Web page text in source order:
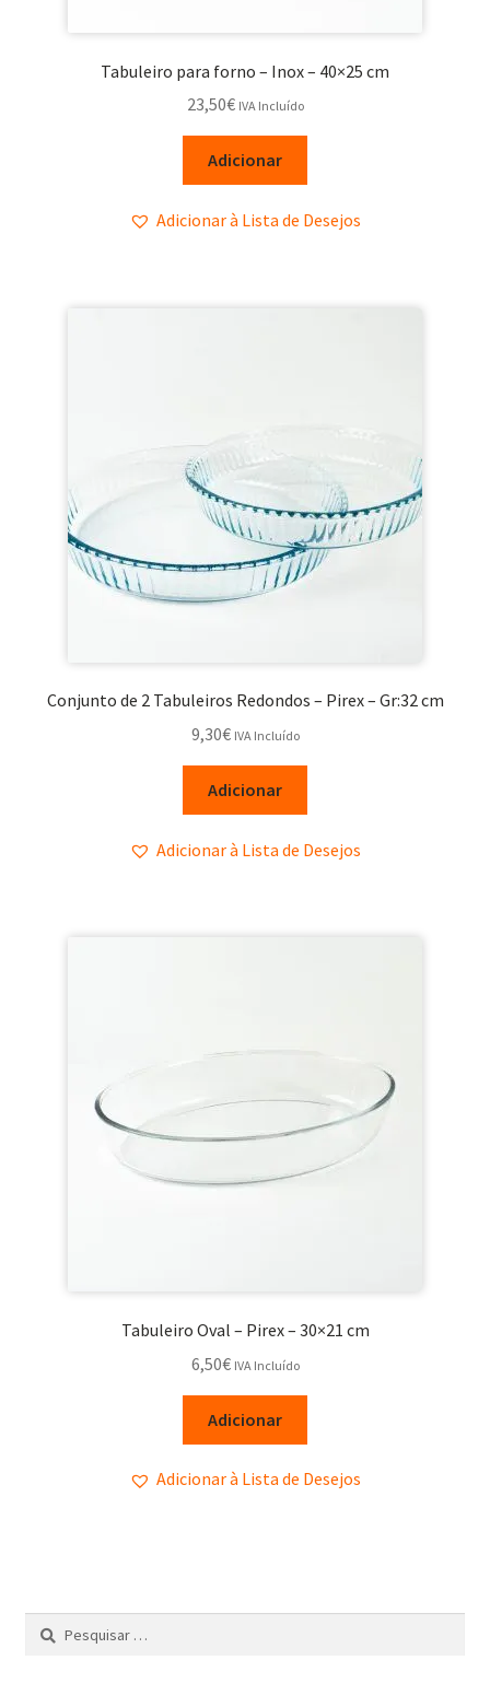
Tabuleiro para forno – Inox – 40×25 cm
23,50€ IVA Incluído
Adicionar
Adicionar à Lista de Desejos
Conjunto de 2 Tabuleiros Redondos – Pirex – Gr:32 cm
9,30€ IVA Incluído
Adicionar
Adicionar à Lista de Desejos
Tabuleiro Oval – Pirex – 30×21 cm
6,50€ IVA Incluído
Adicionar
Adicionar à Lista de Desejos